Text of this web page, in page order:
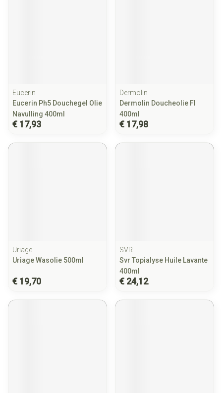
Eucerin
Eucerin Ph5 Douchegel Olie
Navulling 400ml
€ 17,93
Dermolin
Dermolin Doucheolie Fl
400ml
€ 17,98
Uriage
Uriage Wasolie 500ml
€ 19,70
SVR
Svr Topialyse Huile Lavante
400ml
€ 24,12